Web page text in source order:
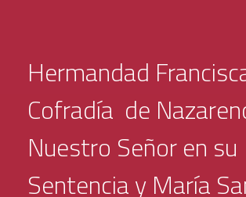
Hermandad
Cofradía de
Nuestro Señor en su
Sentencia y María